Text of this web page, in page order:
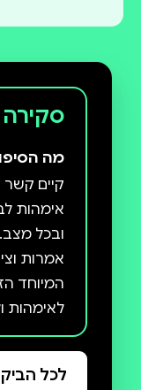
סקירה
מה
קיים קשר
אימהות
ובכל
אמרות
המיוחד
לאימהות
לכל